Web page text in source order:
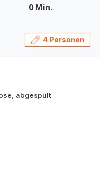
0 Min.
4 Personen
abgespült